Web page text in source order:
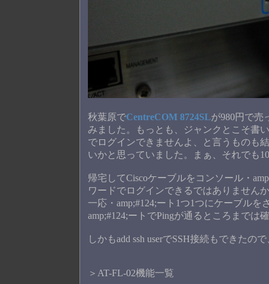
秋葉原でCentreCOM 8724SLが980円で売
みました。もっとも、ジャンクとこそ書
でログインできませんよ、と言うものも
いかと思っていました。まぁ、それでも
帰宅してCiscoケーブルをコンソール・
ワードでログインできるではありませんか
一応・amp;#124;ート1つ1つにケーブル
amp;#124;ートでPingが通るところまでは
しかもadd ssh userでSSH接続もできたの
＞AT-FL-02機能一覧